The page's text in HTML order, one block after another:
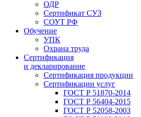
ОДР
Сертификат СУЗ
СОУТ РФ
Обучение
УПК
Охрана труда
Сертификация
и декларирование
Сертификация продукции
Сертификации услуг
ГОСТ Р 51870-2014
ГОСТ Р 56404-2015
ГОСТ Р 52058-2003